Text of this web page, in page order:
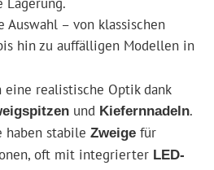
Auswahl – von klassischen
hin zu auffälligen Modellen in
eine realistische Optik dank
und Kiefernnadeln.
haben stabile Zweige für
oft mit integrierter LED-